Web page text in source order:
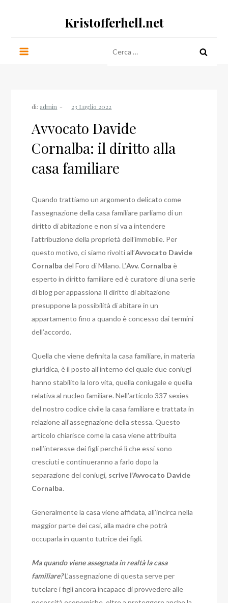
Kristofferhell.net
per:
di: admin
Avvocato Davide
Cornalba: il diritto alla
casa familiare
Quando trattiamo un argomento delicato come
l’assegnazione della casa familiare parliamo di un
diritto di abitazione e non si va a intendere
l’attribuzione della proprietà dell’immobile. Per
questo motivo, ci siamo rivolti all’Avvocato Davide
Cornalba del Foro di Milano. L’Avv. Cornalba è
esperto in diritto familiare ed è curatore di una serie
di blog per appassiona Il diritto di abitazione
presuppone la possibilità di abitare in un
appartamento fino a quando è concesso dai termini
dell’accordo.
Quella che viene definita la casa familiare, in materia
giuridica, è il posto all’interno del quale due coniugi
hanno stabilito la loro vita, quella coniugale e quella
relativa al nucleo familiare.Nell’articolo 337 sexies
del nostro codice civile la casa familiare e trattata in
relazione all’assegnazione della stessa. Questo
articolo chiarisce come la casa viene attribuita
nell’interesse dei figli perché lì che essi sono
cresciuti e continueranno a farlo dopo la
separazione dei coniugi, scrive l’Avvocato Davide
Cornalba.
Generalmente la casa viene affidata, all’incirca nella
maggior parte dei casi, alla madre che potrà
occuparla in quanto tutrice dei figli.
Ma quando viene assegnata in realtà la casa
familiare?L’assegnazione di questa serve per
tutelare i figli ancora incapace di provvedere alle